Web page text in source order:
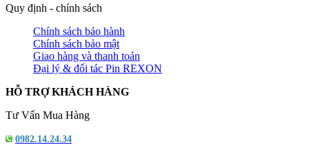
Quy định - chính sách
Chính sách bảo hành
Chính sách bảo mật
Giao hàng và thanh toán
Đại lý & đối tác Pin REXON
HỖ TRỢ KHÁCH HÀNG
Tư Vấn Mua Hàng
0982.14.24.34